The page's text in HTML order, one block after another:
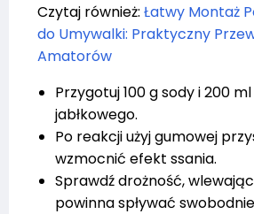
Czytaj również: Łatwy Montaż
do Umywalki: Praktyczny
Amatorów
Przygotuj 100 g sody i 200
jabłkowego.
Po reakcji użyj gumowej
wzmocnić efekt ssania.
Sprawdź drożność,
powinna spływać